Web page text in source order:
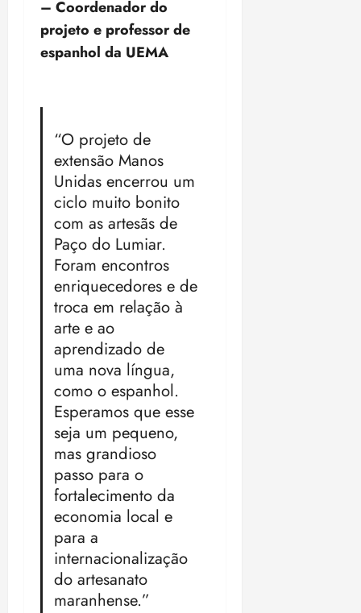
– Coordenador do
projeto e professor de
espanhol da UEMA
“O projeto de
extensão Manos
Unidas encerrou um
ciclo muito bonito
com as artesãs de
Paço do Lumiar.
Foram encontros
enriquecedores e de
troca em relação à
arte e ao
aprendizado de
uma nova língua,
como o espanhol.
Esperamos que esse
seja um pequeno,
mas grandioso
passo para o
fortalecimento da
economia local e
para a
internacionalização
do artesanato
maranhense.”